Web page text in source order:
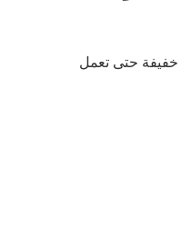
خفيفة حتى تعمل